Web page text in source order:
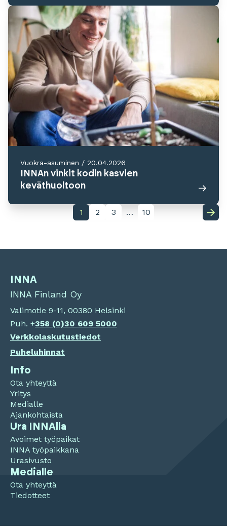
Vuokra-asuminen / 20.04.2026
INNAn vinkit kodin kasvien
keväthuoltoon
1 2 3 … 10
INNA
INNA Finland Oy
Valimotie 9-11, 00380 Helsinki
Puh. +358 (0)30 609 5000
Verkkolaskutustiedot
Puheluhinnat
Info
Ota yhteyttä
Yritys
Medialle
Ajankohtaista
Ura INNAlla
Avoimet työpaikat
INNA työpaikkana
Urasivusto
Medialle
Ota yhteyttä
Tiedotteet